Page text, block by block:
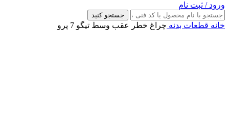
ورود / ثبت نام
جستجو کنید
خانه قطعات بدنه چراغ خطر عقب وسط تیگو 7 پرو